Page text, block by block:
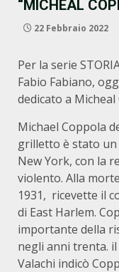
“MICHEAL
22 Febbraio 2022
Per la serie
Fabio Fabiano,
dedicato a Micheal
Michael Coppola
grilletto è stato un
New York, con la
violento. Alla
1931, ricevette il
di East Harlem.
importante della
negli anni trenta.
Valachi indicò